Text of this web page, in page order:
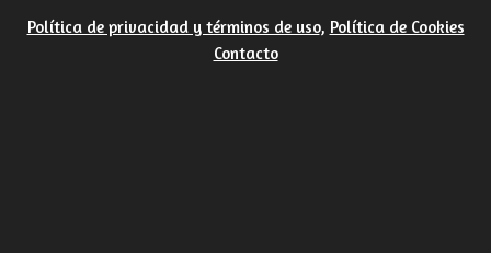
Política de privacidad y términos de uso, Política de Cookies
Contacto